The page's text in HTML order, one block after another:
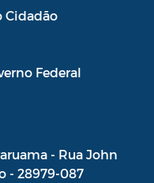
Cidadão
Federal
- Rua John
- 28979-087